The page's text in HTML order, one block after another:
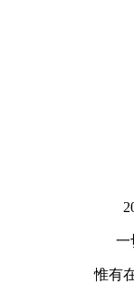
一
惟有